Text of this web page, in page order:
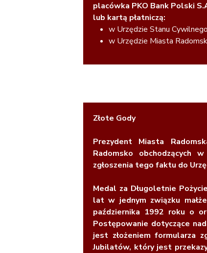
placówka PKO Bank Polski
lub kartą płatniczą:
w Urzędzie Stanu
w Urzędzie Miasta
Złote Gody
Prezydent Miasta
Radomsko obchodzących
zgłoszenia tego faktu do
Medal za Długoletnie
lat w jednym związku
października 1992 roku o
Postępowanie dotyczące
jest złożeniem formularza
Jubilatów, który jest